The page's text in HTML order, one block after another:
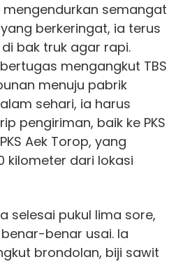
semangat
berkeringat, ia terus
bak truk agar rapi.
mengangkut TBS
menuju pabrik
sehari, ia harus
pengiriman, baik ke PKS
Aek Torop, yang
kilometer dari lokasi
selesai pukul lima sore,
benar usai. Ia
brondolan, biji sawit